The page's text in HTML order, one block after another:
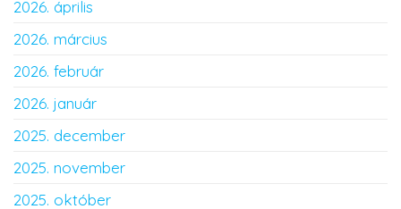
2026. április
2026. március
2026. február
2026. január
2025. december
2025. november
2025. október